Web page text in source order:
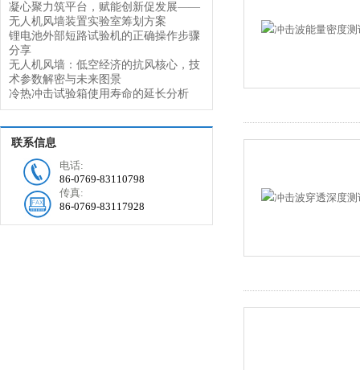
凝心聚力筑平台，赋能创新促发展——
无人机风墙装置实验室筹划方案
锂电池外部短路试验机的正确操作步骤
分享
无人机风墙：低空经济的抗风核心，技
术参数解密与未来图景
冷热冲击试验箱使用寿命的延长分析
联系信息
电话:
86-0769-83110798
传真:
86-0769-83117928